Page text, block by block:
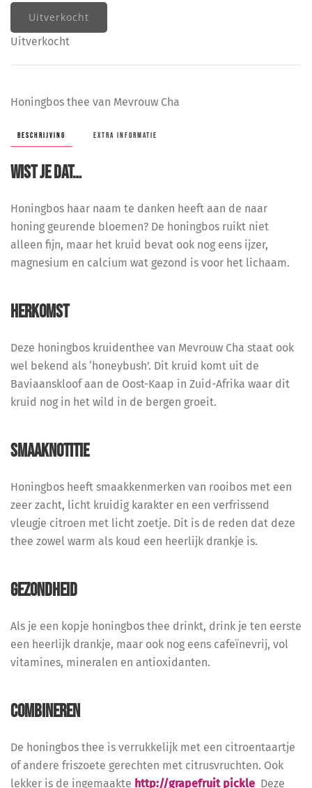
Uitverkocht
Uitverkocht
Honingbos thee van Mevrouw Cha
BESCHRIJVING EXTRA INFORMATIE
WIST JE DAT…
Honingbos haar naam te danken heeft aan de naar
honing geurende bloemen? De honingbos ruikt niet
alleen fijn, maar het kruid bevat ook nog eens ijzer,
magnesium en calcium wat gezond is voor het lichaam.
HERKOMST
Deze honingbos kruidenthee van Mevrouw Cha staat ook
wel bekend als ‘honeybush’. Dit kruid komt uit de
Baviaanskloof aan de Oost-Kaap in Zuid-Afrika waar dit
kruid nog in het wild in de bergen groeit.
SMAAKNOTITIE
Honingbos heeft smaakkenmerken van rooibos met een
zeer zacht, licht kruidig karakter en een verfrissend
vleugje citroen met licht zoetje. Dit is de reden dat deze
thee zowel warm als koud een heerlijk drankje is.
GEZONDHEID
Als je een kopje honingbos thee drinkt, drink je ten eerste
een heerlijk drankje, maar ook nog eens cafeïnevrij, vol
vitamines, mineralen en antioxidanten.
COMBINEREN
De honingbos thee is verrukkelijk met een citroentaartje
of andere friszoete gerechten met citrusvruchten. Ook
lekker is de ingemaakte http://grapefruit pickle Deze